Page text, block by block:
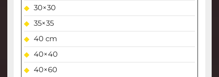
30×30
35×35
40 cm
40×40
40×60